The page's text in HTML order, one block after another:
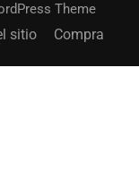
Theme
sitio Compra